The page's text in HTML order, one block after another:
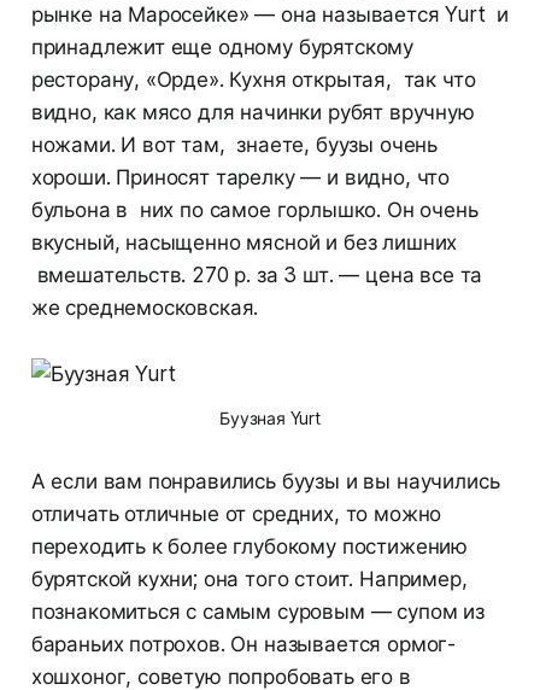
рынке на Маросейке» — она называется Yurt и
принадлежит еще одному бурятскому
ресторану, «Орде». Кухня открытая, так что
видно, как мясо для начинки рубят вручную
ножами. И вот там, знаете, буузы очень
хороши. Приносят тарелку — и видно, что
бульона в них по самое горлышко. Он очень
вкусный, насыщенно мясной и без лишних
вмешательств. 270 р. за 3 шт. — цена все та
же среднемосковская.
Буузная Yurt
А если вам понравились буузы и вы научились
отличать отличные от средних, то можно
переходить к более глубокому постижению
бурятской кухни; она того стоит. Например,
познакомиться с самым суровым — супом из
бараньих потрохов. Он называется ормог-
хошхоног, советую попробовать его в